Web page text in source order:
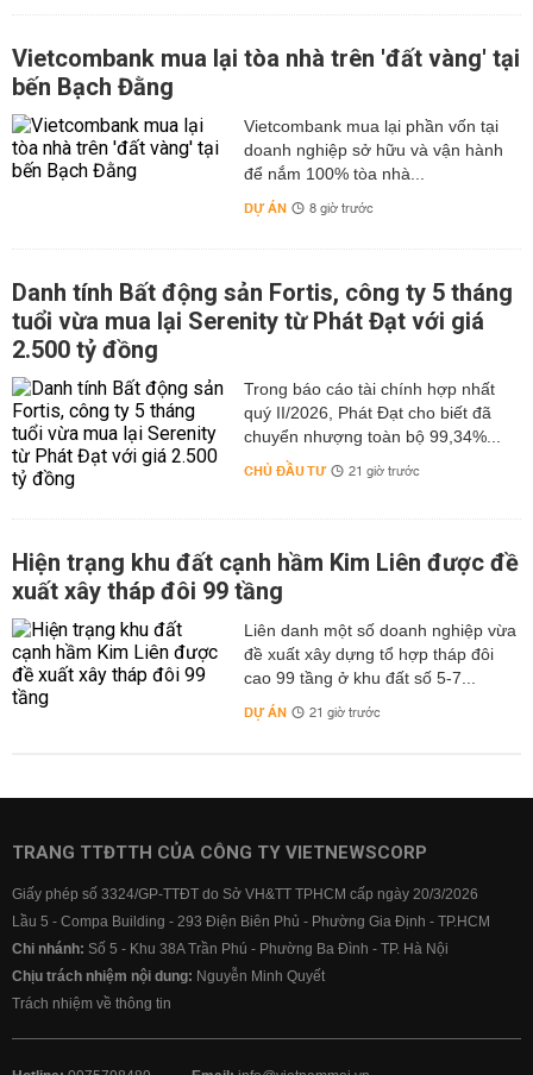
Vietcombank mua lại tòa nhà trên 'đất vàng' tại
bến Bạch Đằng
Vietcombank mua lại phần vốn tại
doanh nghiệp sở hữu và vận hành
để nắm 100% tòa nhà...
DỰ ÁN 8 giờ trước
Danh tính Bất động sản Fortis, công ty 5 tháng
tuổi vừa mua lại Serenity từ Phát Đạt với giá
2.500 tỷ đồng
Trong báo cáo tài chính hợp nhất
quý II/2026, Phát Đạt cho biết đã
chuyển nhượng toàn bộ 99,34%...
CHỦ ĐẦU TƯ 21 giờ trước
Hiện trạng khu đất cạnh hầm Kim Liên được đề
xuất xây tháp đôi 99 tầng
Liên danh một số doanh nghiệp vừa
đề xuất xây dựng tổ hợp tháp đôi
cao 99 tầng ở khu đất số 5-7...
DỰ ÁN 21 giờ trước
TRANG TTĐTTH CỦA CÔNG TY VIETNEWSCORP
Giấy phép số 3324/GP-TTĐT do Sở VH&TT TPHCM cấp ngày 20/3/2026
Lầu 5 - Compa Building - 293 Điện Biên Phủ - Phường Gia Định - TP.HCM
Chi nhánh: Số 5 - Khu 38A Trần Phú - Phường Ba Đình - TP. Hà Nội
Chịu trách nhiệm nội dung: Nguyễn Minh Quyết
Trách nhiệm về thông tin